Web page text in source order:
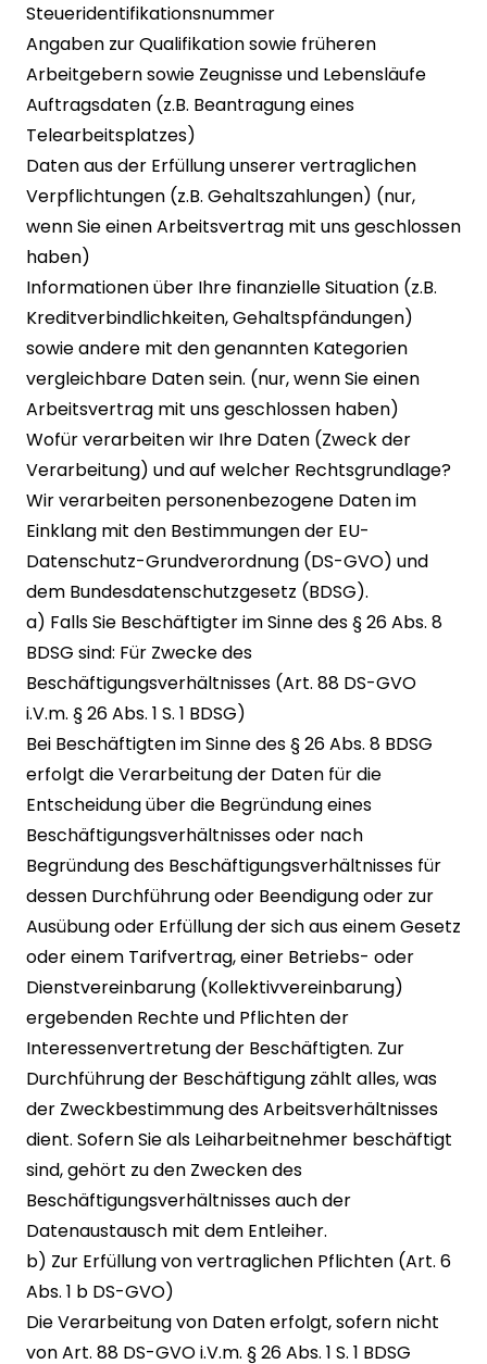
Steueridentifikationsnummer
Angaben zur Qualifikation sowie früheren
Arbeitgebern sowie Zeugnisse und Lebensläufe
Auftragsdaten (z.B. Beantragung eines
Telearbeitsplatzes)
Daten aus der Erfüllung unserer vertraglichen
Verpflichtungen (z.B. Gehaltszahlungen) (nur,
wenn Sie einen Arbeitsvertrag mit uns geschlossen
haben)
Informationen über Ihre finanzielle Situation (z.B.
Kreditverbindlichkeiten, Gehaltspfändungen)
sowie andere mit den genannten Kategorien
vergleichbare Daten sein. (nur, wenn Sie einen
Arbeitsvertrag mit uns geschlossen haben)
Wofür verarbeiten wir Ihre Daten (Zweck der
Verarbeitung) und auf welcher Rechtsgrundlage?
Wir verarbeiten personenbezogene Daten im
Einklang mit den Bestimmungen der EU-
Datenschutz-Grundverordnung (DS-GVO) und
dem Bundesdatenschutzgesetz (BDSG).
a) Falls Sie Beschäftigter im Sinne des § 26 Abs. 8
BDSG sind: Für Zwecke des
Beschäftigungsverhältnisses (Art. 88 DS-GVO
i.V.m. § 26 Abs. 1 S. 1 BDSG)
Bei Beschäftigten im Sinne des § 26 Abs. 8 BDSG
erfolgt die Verarbeitung der Daten für die
Entscheidung über die Begründung eines
Beschäftigungsverhältnisses oder nach
Begründung des Beschäftigungsverhältnisses für
dessen Durchführung oder Beendigung oder zur
Ausübung oder Erfüllung der sich aus einem Gesetz
oder einem Tarifvertrag, einer Betriebs- oder
Dienstvereinbarung (Kollektivvereinbarung)
ergebenden Rechte und Pflichten der
Interessenvertretung der Beschäftigten. Zur
Durchführung der Beschäftigung zählt alles, was
der Zweckbestimmung des Arbeitsverhältnisses
dient. Sofern Sie als Leiharbeitnehmer beschäftigt
sind, gehört zu den Zwecken des
Beschäftigungsverhältnisses auch der
Datenaustausch mit dem Entleiher.
b) Zur Erfüllung von vertraglichen Pflichten (Art. 6
Abs. 1 b DS-GVO)
Die Verarbeitung von Daten erfolgt, sofern nicht
von Art. 88 DS-GVO i.V.m. § 26 Abs. 1 S. 1 BDSG